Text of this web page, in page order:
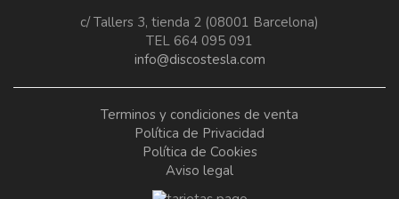
c/ Tallers 3, tienda 2 (08001 Barcelona)
TEL 664 095 091
info@discostesla.com
Terminos y condiciones de venta
Política de Privacidad
Política de Cookies
Aviso legal